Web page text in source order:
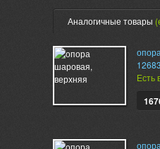
Аналогичные товары
Есть